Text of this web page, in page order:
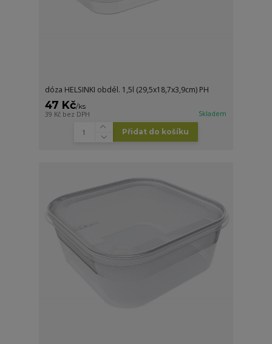
dóza HELSINKI obdél. 1,5l (29,5x18,7x3,9cm) PH
47 Kč/ks
39 Kč bez DPH Skladem
Přidat do košíku